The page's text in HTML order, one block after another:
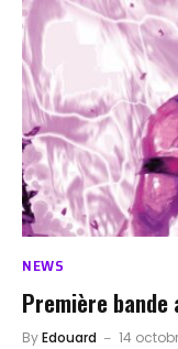
NEWS
Première bande
ByEdouard 14